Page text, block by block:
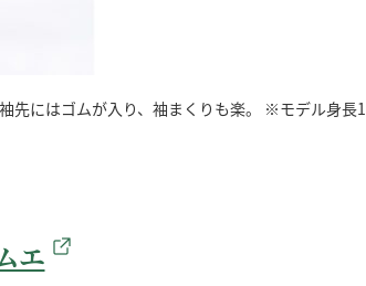
先にはゴムが入り、袖まくりも楽。 ※モデル身長1
エ